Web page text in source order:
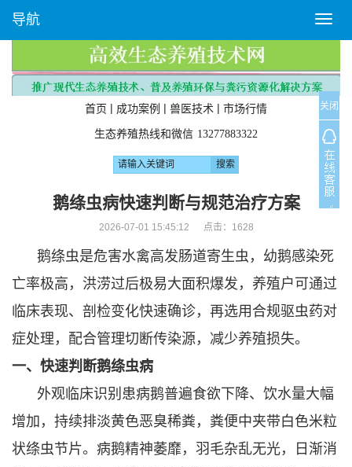
T
o
g
l
e
n
a
v
i
g
a
o
n
导航
首页 | 成功案例 | 兽医技术 | 市场行情
生态养殖热线和微信 13277883322
鹅绦虫病快速判断与规范治疗方案
2026-07-01 15:45:12 点击： 1628
鹅绦虫是危害水禽高发肠道寄生虫，幼鹅感染死
亡率极高，洪涝过后极易大面积爆发，养殖户可通过
临床表现、剖检变化快速确诊，再选用合规驱虫药对
症处理，配合管理切断传染源，减少养殖损失。
一、快速判断鹅绦虫病
外观临床识别患病鹅普遍食欲下降、饮水量大幅
增加，持续排淡黄色恶臭稀粪，粪便中夹带白色米粒
状绦虫节片。病鹅精神萎靡，羽毛杂乱无光，日渐消
关闭